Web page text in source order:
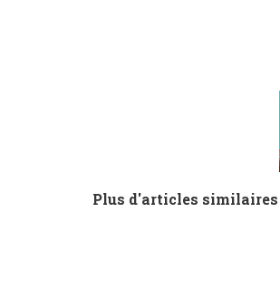
Plus d'articles similaires